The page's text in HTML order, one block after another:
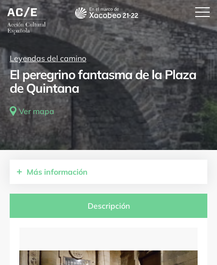
Leyendas del camino
El peregrino fantasma de la Plaza
de Quintana
Ver mapa
Más información
Galicia
Santiago
Descripción